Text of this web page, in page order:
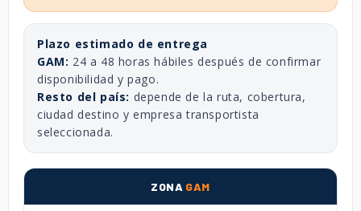
Plazo estimado de entrega
GAM: 24 a 48 horas hábiles después de confirmar
disponibilidad y pago.
Resto del país: depende de la ruta, cobertura,
ciudad destino y empresa transportista
seleccionada.
ZONA GAM